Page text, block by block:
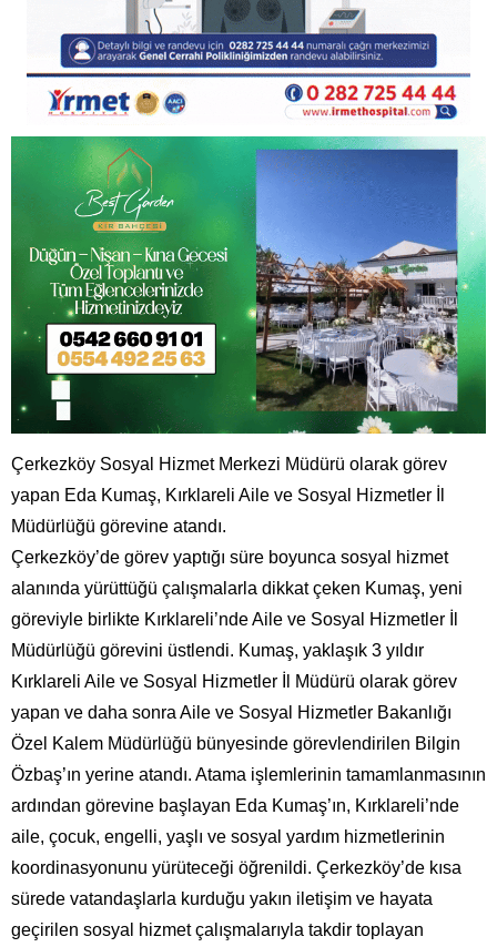
Çerkezköy Sosyal Hizmet Merkezi Müdürü olarak görev
yapan Eda Kumaş, Kırklareli Aile ve Sosyal Hizmetler İl
Müdürlüğü görevine atandı.
Çerkezköy’de görev yaptığı süre boyunca sosyal hizmet
alanında yürüttüğü çalışmalarla dikkat çeken Kumaş, yeni
göreviyle birlikte Kırklareli’nde Aile ve Sosyal Hizmetler İl
Müdürlüğü görevini üstlendi. Kumaş, yaklaşık 3 yıldır
Kırklareli Aile ve Sosyal Hizmetler İl Müdürü olarak görev
yapan ve daha sonra Aile ve Sosyal Hizmetler Bakanlığı
Özel Kalem Müdürlüğü bünyesinde görevlendirilen Bilgin
Özbaş’ın yerine atandı. Atama işlemlerinin tamamlanmasının
ardından görevine başlayan Eda Kumaş’ın, Kırklareli’nde
aile, çocuk, engelli, yaşlı ve sosyal yardım hizmetlerinin
koordinasyonunu yürüteceği öğrenildi. Çerkezköy’de kısa
sürede vatandaşlarla kurduğu yakın iletişim ve hayata
geçirilen sosyal hizmet çalışmalarıyla takdir toplayan